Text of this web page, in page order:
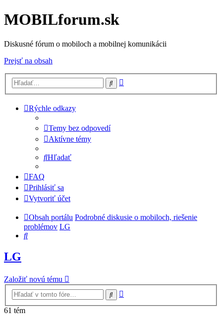
MOBILforum.sk
Diskusné fórum o mobiloch a mobilnej komunikácii
Prejsť na obsah
Hľadať
Rýchle odkazy
Temy bez odpovedí
Aktívne témy
Hľadať
FAQ
Prihlásiť sa
Vytvoriť účet
Obsah portálu Podrobné diskusie o mobiloch, riešenie
problémov LG
Hľadať
LG
Založiť novú tému
Hľadať
61 tém